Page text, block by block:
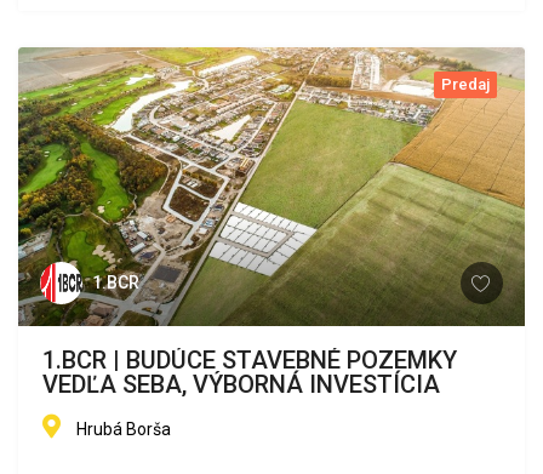
Predaj
1.BCR
1.BCR | BUDÚCE STAVEBNÉ POZEMKY
VEDĽA SEBA, VÝBORNÁ INVESTÍCIA
Hrubá Borša